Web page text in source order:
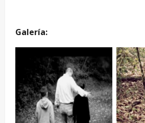
Galería: